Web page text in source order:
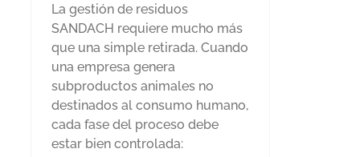
La gestión de residuos
SANDACH requiere mucho más
que una simple retirada. Cuando
una empresa genera
subproductos animales no
destinados al consumo humano,
cada fase del proceso debe
estar bien controlada: